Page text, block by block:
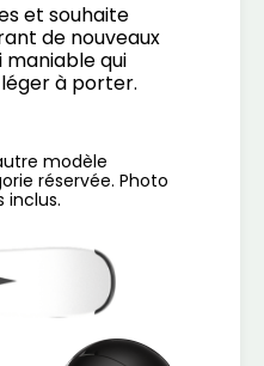
et souhaite
de nouveaux
maniable qui
à porter.
modèle
réservée. Photo
inclus.